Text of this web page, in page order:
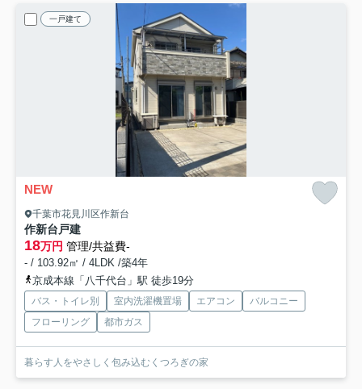
一戸建て
NEW
千葉市花見川区作新台
作新台戸建
18万円 管理/共益費-
- / 103.92㎡ / 4LDK /築4年
京成本線「八千代台」駅 徒歩19分
バス・トイレ別 室内洗濯機置場 エアコン
バルコニー
フローリング
都市ガス
暮らす人をやさしく包み込むくつろぎの家